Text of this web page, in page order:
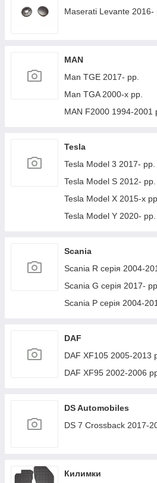
Maserati Levante 2016-
MAN
Man TGE 2017- рр.
Man TGA 2000-х рр.
MAN F2000 1994-2001
Tesla
Tesla Model 3 2017- рр.
Tesla Model S 2012- рр.
Tesla Model X 2015-х рр.
Tesla Model Y 2020- рр.
Scania
Scania R серія 2004-
Scania G серія 2017- рр.
Scania P серія 2004-
DAF
DAF XF105 2005-2013
DAF XF95 2002-2006
DS Automobiles
DS 7 Crossback 2017-
Килимки